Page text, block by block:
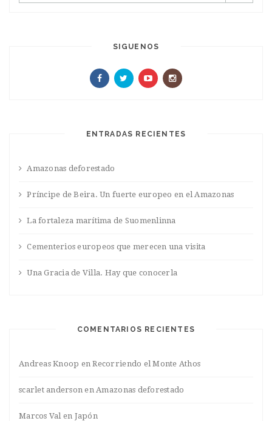
SIGUENOS
ENTRADAS RECIENTES
Amazonas deforestado
Príncipe de Beira. Un fuerte europeo en el Amazonas
La fortaleza marítima de Suomenlinna
Cementerios europeos que merecen una visita
Una Gracia de Villa. Hay que conocerla
COMENTARIOS RECIENTES
Andreas Knoop enRecorriendo el Monte Athos
scarlet anderson enAmazonas deforestado
Marcos Valen Japón